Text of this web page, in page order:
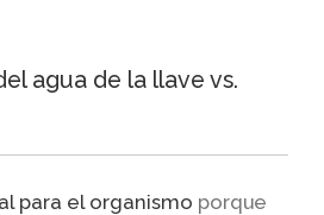
agua de la llave vs.
para el organismo porque